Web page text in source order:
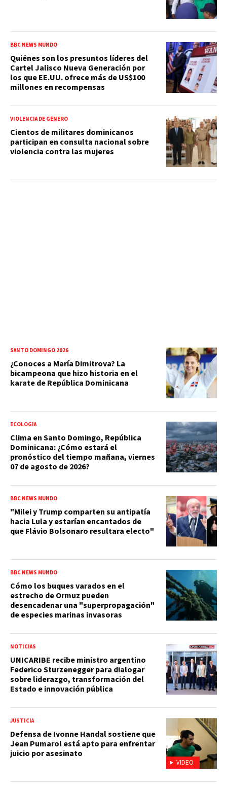
BBC NEWS MUNDO
Quiénes son los presuntos líderes del
Cartel Jalisco Nueva Generación por
los que EE.UU. ofrece más de US$100
millones en recompensas
VIOLENCIA DE GÉNERO
Cientos de militares dominicanos
participan en consulta nacional sobre
violencia contra las mujeres
SANTO DOMINGO 2026
¿Conoces a María Dimitrova? La
bicampeona que hizo historia en el
karate de República Dominicana
ECOLOGÍA
Clima en Santo Domingo, República
Dominicana: ¿Cómo estará el
pronóstico del tiempo mañana, viernes
07 de agosto de 2026?
BBC NEWS MUNDO
"Milei y Trump comparten su antipatía
hacia Lula y estarían encantados de
que Flávio Bolsonaro resultara electo"
BBC NEWS MUNDO
Cómo los buques varados en el
estrecho de Ormuz pueden
desencadenar una "superpropagación"
de especies marinas invasoras
NOTICIAS
UNICARIBE recibe ministro argentino
Federico Sturzenegger para dialogar
sobre liderazgo, transformación del
Estado e innovación pública
VIDEO
JUSTICIA
Defensa de Ivonne Handal sostiene que
Jean Pumarol está apto para enfrentar
juicio por asesinato